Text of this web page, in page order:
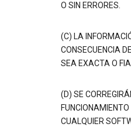
O SIN ERRORES.
(C) LA
CONSECUENCIA
SEA EXACTA O
(D) SE
CUALQUIER